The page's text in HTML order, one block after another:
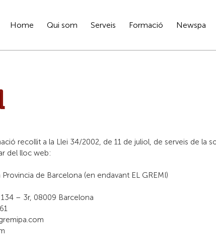
Home Qui som Serveis Formació Newspa
recollit a la Llei 34/2002, de 11 de juliol, de serveis de
del lloc web:
de Barcelona (en endavant EL GREMI)
– 3r, 08009 Barcelona